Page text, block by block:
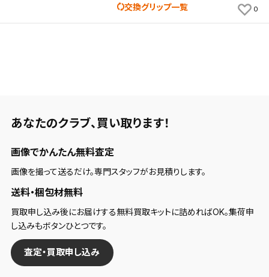
交換グリップ一覧 0
あなたのクラブ、 買い取ります！
画像でかんたん無料査定
画像を撮って送るだけ。専門スタッフがお見積りします。
送料・梱包材無料
買取申し込み後にお届けする無料買取キットに詰めればOK。集荷申
し込みもボタンひとつです。
査定・買取申し込み